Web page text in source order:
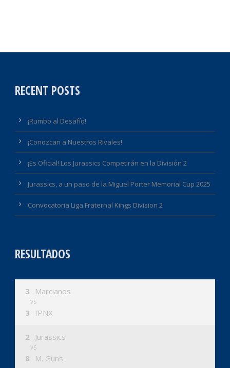
RECENT POSTS
¡Rumbo al Desafío!
¡Conozcan a Nuestros Rivales!
¡Es Oficial! Los Jurassics Competirán en la División 2
Jurassics, a un paso de la Miguel Porter Memorial Cup 2025
Convocatoria Liga Fraternal Kings Division 2
RESULTADOS
Marcianos
3
VS
3 IPNX
Jurassics
2
VS
8 M. Guns